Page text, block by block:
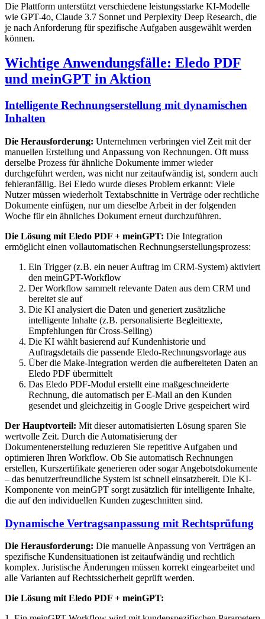
Die Plattform unterstützt verschiedene leistungsstarke KI-Modelle
wie GPT-4o, Claude 3.7 Sonnet und Perplexity Deep Research, die
je nach Anforderung für spezifische Aufgaben ausgewählt werden
können.
Wichtige Anwendungsfälle: Eledo PDF
und meinGPT in Aktion
Intelligente Rechnungserstellung mit dynamischen
Inhalten
Die Herausforderung: Unternehmen verbringen viel Zeit mit der
manuellen Erstellung und Anpassung von Rechnungen. Oft muss
derselbe Prozess für ähnliche Dokumente immer wieder
durchgeführt werden, was nicht nur zeitaufwändig ist, sondern auch
fehleranfällig. Bei Eledo wurde dieses Problem erkannt: Viele
Nutzer müssen wiederholt Textabschnitte in Verträge oder rechtliche
Dokumente einfügen, nur um dieselbe Arbeit in der folgenden
Woche für ein ähnliches Dokument erneut durchzuführen.
Die Lösung mit Eledo PDF + meinGPT: Die Integration
ermöglicht einen vollautomatischen Rechnungserstellungsprozess:
Ein Trigger (z.B. ein neuer Auftrag im CRM-System) aktiviert
den meinGPT-Workflow
Der Workflow sammelt relevante Daten aus dem CRM und
bereitet sie auf
Die KI analysiert die Daten und generiert zusätzliche
intelligente Inhalte (z.B. personalisierte Begleittexte,
Empfehlungen für Cross-Selling)
Die KI wählt basierend auf Kundenhistorie und
Auftragsdetails die passende Eledo-Rechnungsvorlage aus
Über die Make-Integration werden die aufbereiteten Daten an
Eledo PDF übermittelt
Das Eledo PDF-Modul erstellt eine maßgeschneiderte
Rechnung, die automatisch per E-Mail an den Kunden
gesendet und gleichzeitig in Google Drive gespeichert wird
Der Hauptvorteil: Mit dieser automatisierten Lösung sparen Sie
wertvolle Zeit. Durch die Automatisierung der
Dokumentenerstellung reduzieren Sie repetitive Aufgaben und
optimieren Ihren Workflow. Ob Sie automatisch Rechnungen
erstellen, Kurszertifikate generieren oder sogar Angebotsdokumente
– das benutzerfreundliche System ist schnell einsatzbereit. Die KI-
Komponente von meinGPT sorgt zusätzlich für intelligente Inhalte,
die auf den individuellen Kunden zugeschnitten sind.
Dynamische Vertragsanpassung mit Rechtsprüfung
Die Herausforderung: Die manuelle Anpassung von Verträgen an
spezifische Kundensituationen ist zeitaufwändig und rechtlich
komplex. Juristische Änderungen müssen korrekt eingearbeitet und
alle Varianten auf Rechtssicherheit geprüft werden.
Die Lösung mit Eledo PDF + meinGPT: